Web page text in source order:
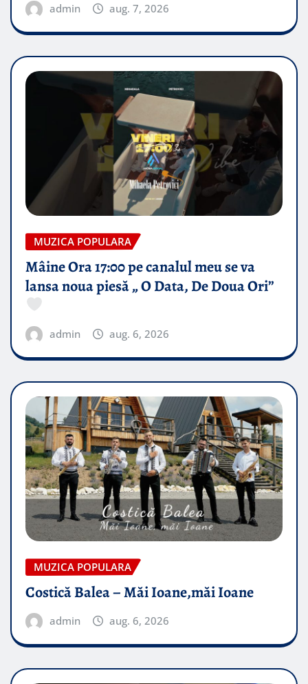
admin aug. 7, 2026
MUZICA POPULARA
Mâine Ora 17:00 pe canalul meu se va
lansa noua piesă „ O Data, De Doua Ori”
admin aug. 6, 2026
MUZICA POPULARA
Costică Balea – Măi Ioane,măi Ioane
admin aug. 6, 2026